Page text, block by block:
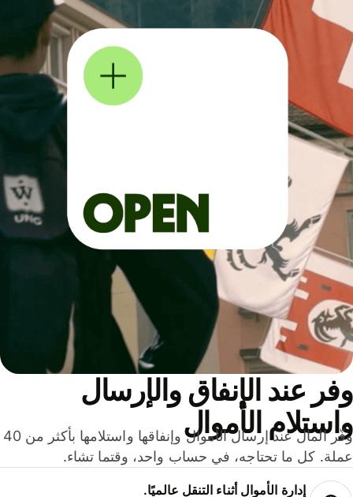
عند الإنفاق والإرسال
الأموال
وفّر المال عند إرسال الأموال وإنفاقها واستلامها بأكثر من 40
كل ما تحتاجه، في حساب واحد، وقتما تشاء.
إدارة الأموال أثناء التنقل عالميًا.